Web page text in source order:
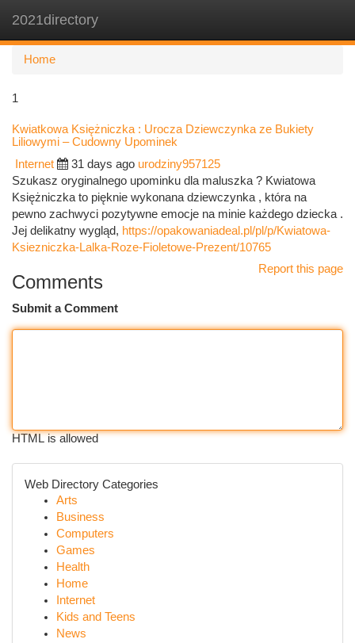
2021directory
Home
1
Kwiatkowa Księżniczka : Urocza Dziewczynka ze Bukiety
Liliowymi – Cudowny Upominek
Internet 31 days ago urodziny957125
Szukasz oryginalnego upominku dla maluszka ? Kwiatowa
Księżniczka to pięknie wykonana dziewczynka , która na
pewno zachwyci pozytywne emocje na minie każdego dziecka .
Jej delikatny wygląd, https://opakowaniadeal.pl/pl/p/Kwiatowa-
Ksiezniczka-Lalka-Roze-Fioletowe-Prezent/10765
Report this page
Comments
Submit a Comment
HTML is allowed
Web Directory Categories
Arts
Business
Computers
Games
Health
Home
Internet
Kids and Teens
News